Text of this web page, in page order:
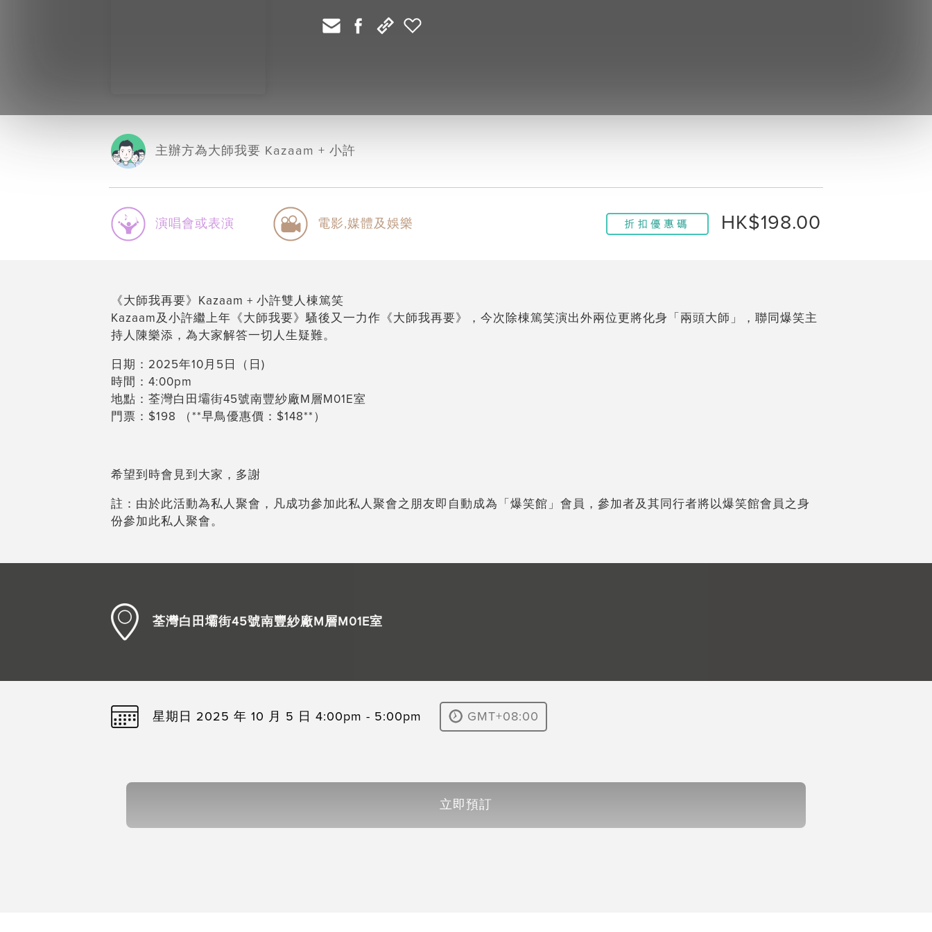
主辦方為大師我要 Kazaam + 小許
演唱會或表演 電影,媒體及娛樂 HK$198.00
《大師我再要》Kazaam + 小許雙人棟篤笑
Kazaam及小許繼上年《大師我要》騷後又一力作《大師我再要》，今次除棟篤笑演出外兩位更將化身「兩頭大師」，聯同爆笑主
持人陳樂添，為大家解答一切人生疑難。
日期：2025年10月5日（日)
時間：4:00pm
地點：荃灣白田壩街45號南豐紗廠M層M01E室
門票：$198 （**早鳥優惠價：$148**）
希望到時會見到大家，多謝
註：由於此活動為私人聚會，凡成功參加此私人聚會之朋友即自動成為「爆笑館」會員，參加者及其同行者將以爆笑館會員之身
份參加此私人聚會。
荃灣白田壩街45號南豐紗廠M層M01E室
星期日 2025 年 10 月 5 日 4:00pm - 5:00pm GMT+08:00
立即預訂